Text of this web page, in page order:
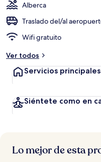
Alberca
Traslado del/al
Wifi gratuito
Ver todos
Servicios principales
Siéntete como en
Lo mejor de esta